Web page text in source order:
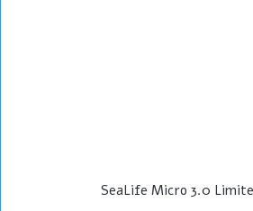
SeaLife Micro 3.0